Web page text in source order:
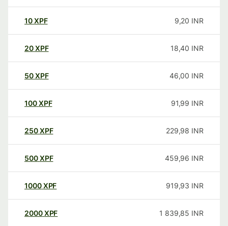
10XPF 9,20 INR
20XPF 18,40 INR
50XPF 46,00 INR
100XPF 91,99 INR
250XPF 229,98 INR
500XPF 459,96 INR
1000XPF 919,93 INR
2000XPF 1 839,85 INR